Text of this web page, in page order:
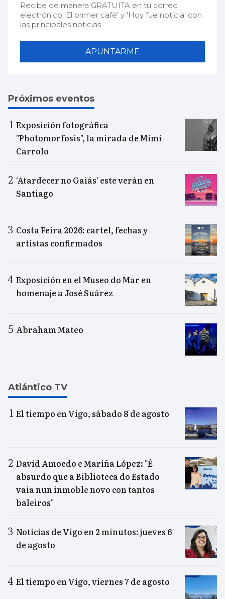
Recibe de manera GRATUITA en tu correo
electrónico 'El primer café' y 'Hoy fue noticia' con
las principales noticias.
APUNTARME
Próximos eventos
Exposición fotográfica
"Photomorfosis", la mirada de Mimi
Carrolo
‘Atardecer no Gaiás’ este verán en
Santiago
Costa Feira 2026: cartel, fechas y
artistas confirmados
Exposición en el Museo do Mar en
homenaje a José Suárez
Abraham Mateo
Atlántico TV
El tiempo en Vigo, sábado 8 de agosto
David Amoedo e Mariña López: "É
absurdo que a Biblioteca do Estado
vaia nun inmoble novo con tantos
baleiros"
Noticias de Vigo en 2 minutos: jueves 6
de agosto
El tiempo en Vigo, viernes 7 de agosto